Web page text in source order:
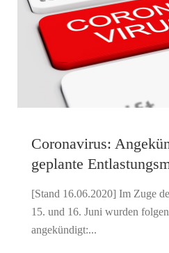
Coronavirus:
geplante
[Stand 16.06.2020] Im Zuge
15. und 16. Juni wurden
angekündigt:...